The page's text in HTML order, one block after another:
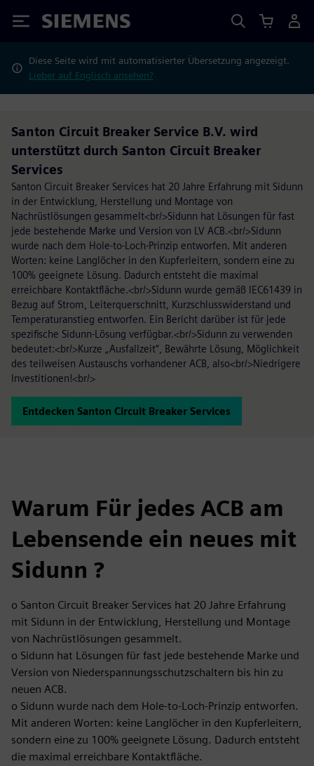
Siemens
Diese Seite wird mit automatisierter Übersetzung angezeigt.
Lieber auf Englisch ansehen?
Santon Circuit Breaker Service B.V. wird
unterstützt durch Santon Circuit Breaker
Services
Santon Circuit Breaker Services hat 20 Jahre Erfahrung mit Sidunn
in der Entwicklung, Herstellung und Montage von
Nachrüstlösungen gesammelt<br/>Sidunn hat Lösungen für fast
jede bestehende Marke und Version von LV ACB.<br/>Sidunn
wurde nach dem Hole-to-Loch-Prinzip entworfen. Mit anderen
Worten: keine Langlöcher in den Kupferleitern, sondern eine zu
100% geeignete Lösung. Dadurch entsteht die maximal
erreichbare Kontaktfläche.<br/>Sidunn wurde gemäß IEC61439 in
Bezug auf Strom, Leiterquerschnitt, Kurzschlusswiderstand und
Temperaturanstieg entworfen. Ein Bericht darüber ist für jede
spezifische Sidunn-Lösung verfügbar.<br/>Sidunn zu verwenden
bedeutet:<br/>Kurze „Ausfallzeit“, Bewährte Lösung, Möglichkeit
des teilweisen Austauschs vorhandener ACB, also<br/>Niedrigere
Investitionen!<br/>
Entdecken Santon Circuit Breaker Services
Warum Für jedes ACB am
Lebensende ein neues mit
Sidunn ?
o Santon Circuit Breaker Services hat 20 Jahre Erfahrung
mit Sidunn in der Entwicklung, Herstellung und Montage
von Nachrüstlösungen gesammelt.
o Sidunn hat Lösungen für fast jede bestehende Marke und
Version von Niederspannungsschutzschaltern bis hin zu
neuen ACB.
o Sidunn wurde nach dem Hole-to-Loch-Prinzip entworfen.
Mit anderen Worten: keine Langlöcher in den Kupferleitern,
sondern eine zu 100% geeignete Lösung. Dadurch entsteht
die maximal erreichbare Kontaktfläche.